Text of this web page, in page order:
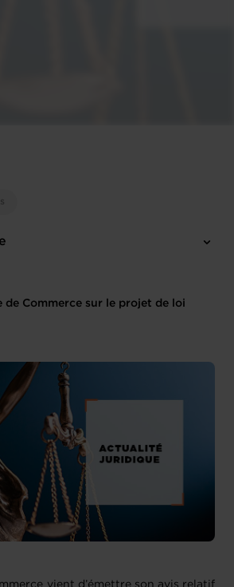
de Commerce sur le projet de loi
vient d’émettre son avis relatif